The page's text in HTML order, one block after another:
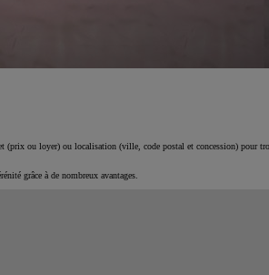
(prix ou loyer) ou localisation (ville, code postal et concession) pour
grâce à de nombreux avantages.